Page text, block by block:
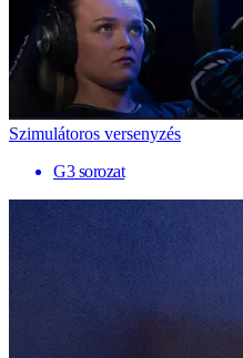
Szimulátoros versenyzés
G3 sorozat